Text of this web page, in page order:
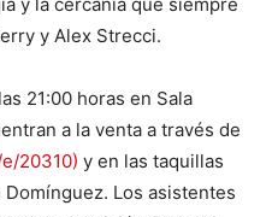
y Alex Strecci.
21:00 horas en Sala
a la venta a través de
20310) y en las taquillas
Los asistentes